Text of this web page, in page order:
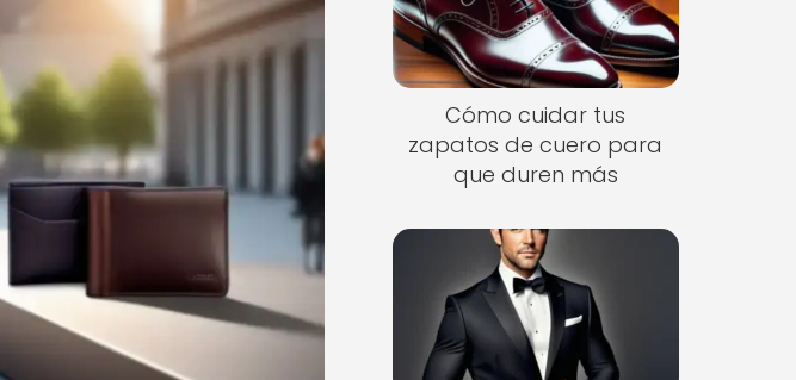
Cómo cuidar tus
zapatos de cuero para
que duren más